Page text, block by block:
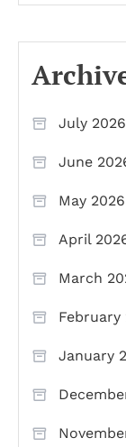
July 2026
June
May 2026
April
March
February
January